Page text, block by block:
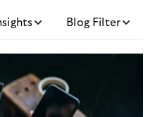
Blog Filter